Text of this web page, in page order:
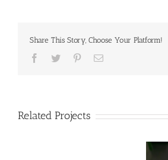
Share This Story, Choose Your Platform!
Facebook
Twitter PinterestEmail
Related Projects